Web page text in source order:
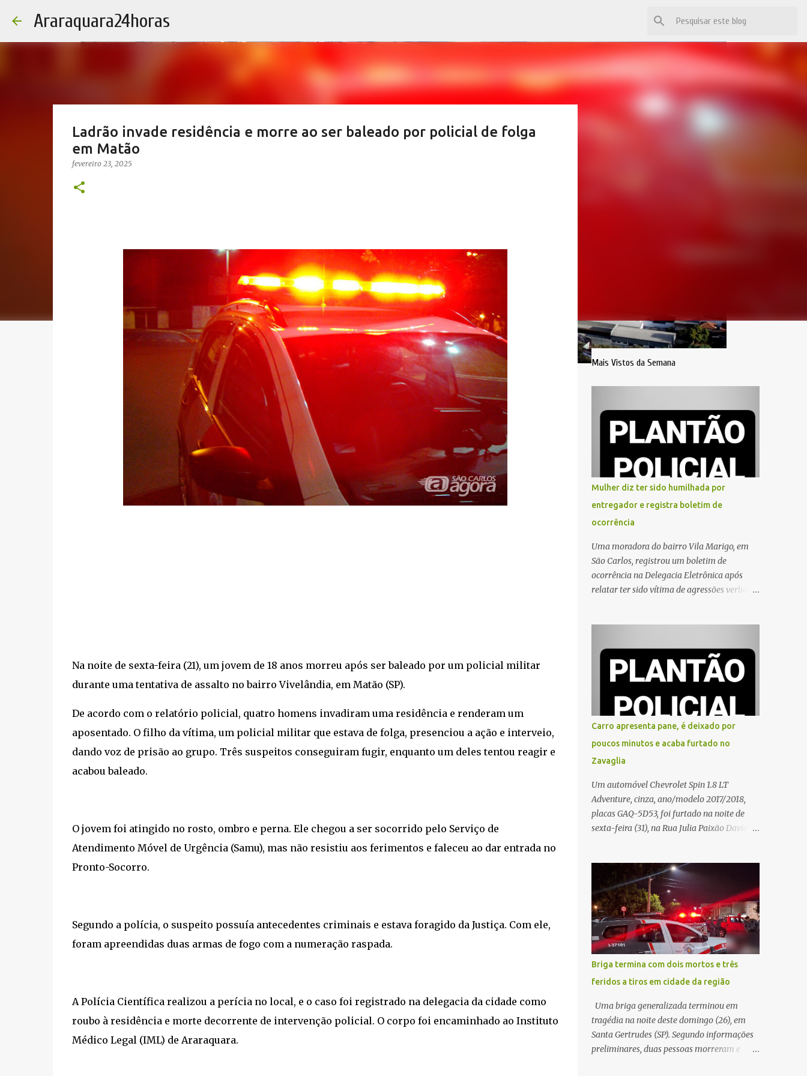
Araraquara24horas
Ladrão invade residência e morre ao ser baleado por policial de folga
em Matão
fevereiro 23, 2025
Na noite de sexta-feira (21), um jovem de 18 anos morreu após ser baleado por um policial militar
durante uma tentativa de assalto no bairro Vivelândia, em Matão (SP).
De acordo com o relatório policial, quatro homens invadiram uma residência e renderam um
aposentado. O filho da vítima, um policial militar que estava de folga, presenciou a ação e interveio,
dando voz de prisão ao grupo. Três suspeitos conseguiram fugir, enquanto um deles tentou reagir e
acabou baleado.
O jovem foi atingido no rosto, ombro e perna. Ele chegou a ser socorrido pelo Serviço de
Atendimento Móvel de Urgência (Samu), mas não resistiu aos ferimentos e faleceu ao dar entrada no
Pronto-Socorro.
Segundo a polícia, o suspeito possuía antecedentes criminais e estava foragido da Justiça. Com ele,
foram apreendidas duas armas de fogo com a numeração raspada.
A Polícia Científica realizou a perícia no local, e o caso foi registrado na delegacia da cidade como
roubo à residência e morte decorrente de intervenção policial. O corpo foi encaminhado ao Instituto
Médico Legal (IML) de Araraquara.
Mais Vistos da Semana
Mulher diz ter sido humilhada por
entregador e registra boletim de
ocorrência
Uma moradora do bairro Vila Marigo, em
São Carlos, registrou um boletim de
ocorrência na Delegacia Eletrônica após
relatar ter sido vítima de agressões verbais
feira (31). A mulher afirmou que o
entregador teria acionado o interfone de
forma equivocada e, em seguida, passou a
atenção de moradores e de pessoas que
estavam nas proximidades. Ainda conforme
o registro policial, a vítima relatou que, ao
receber a entrega, voltou a ser ofendida com
palavras de baixo calão e insultos. Ela
que se sentiu ameaçada, coagida e
humilhada com a situação. Fonte: São
Carlos Agora
Carro apresenta pane, é deixado por
poucos minutos e acaba furtado no
Zavaglia
Um automóvel Chevrolet Spin 1.8 LT
Adventure, cinza, ano/modelo 2017/2018,
placas GAQ-5D53, foi furtado na noite de
sexta-feira (31), na Rua Julia Paixão David,
motorista seguia pela via quando o veículo
apresentou uma pane elétrica no painel,
deixando de funcionar e impossibilitando
uma nova partida. Ainda segundo o registro
policial, o condutor estacionou o carro,
certificou-se de que todas as portas estavam
trancadas, permaneceu com a chave de
ignição e se ausentou do local por cerca de
dez minutos para buscar ajuda. Ao retornar,
constatou que o automóvel havia
desaparecido. A vítima realizou buscas pelas
imediações, mas não conseguiu localizar o
veículo. Conforme o boletim, um menino de
Briga termina com dois mortos e três
feridos a tiros em cidade da região
Uma briga generalizada terminou em
tragédia na noite deste domingo (26), em
Santa Gertrudes (SP). Segundo informações
preliminares, duas pessoas morreram e